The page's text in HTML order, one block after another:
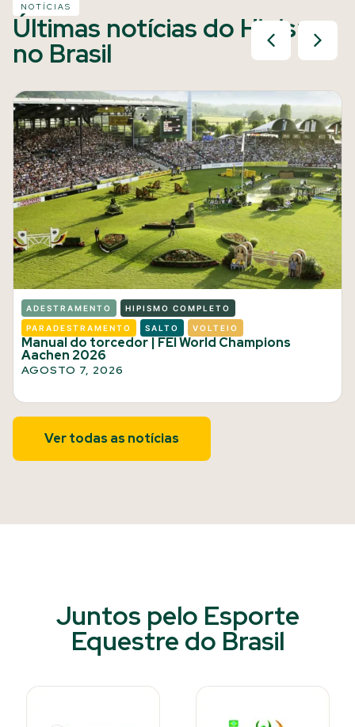
NOTÍCIAS
Últimas notícias do Hipismo
no Brasil
ADESTRAMENTO HIPISMO COMPLETO
PARADESTRAMENTO SALTO VOLTEIO
Manual do torcedor | FEI World Champions
Aachen 2026
AGOSTO 7, 2026
Ver todas as notícias
Juntos pelo Esporte
Equestre do Brasil​